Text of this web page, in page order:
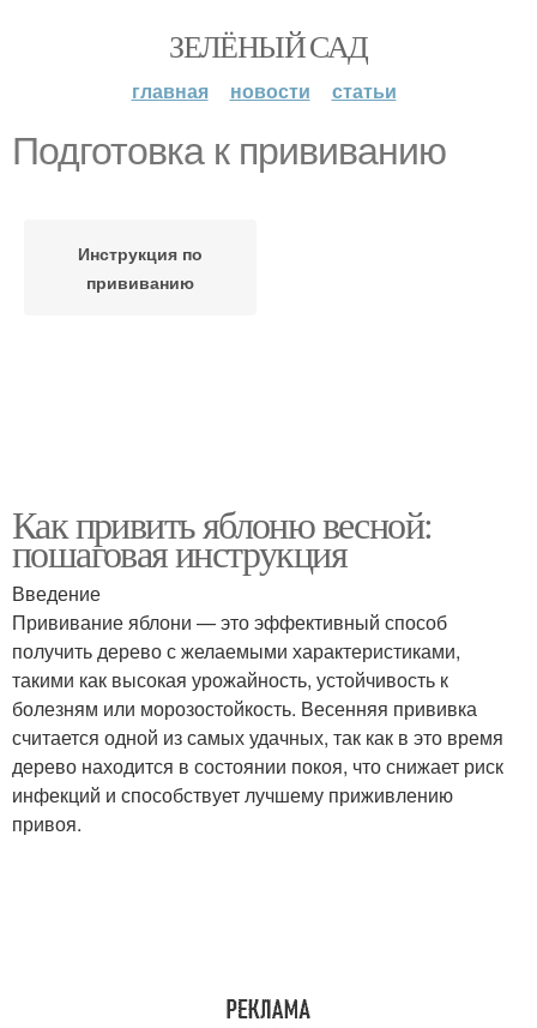
ЗЕЛЁНЫЙ САД
главная новости статьи
Подготовка к прививанию
Инструкция по
прививанию
Как привить яблоню весной:
пошаговая инструкция
Введение
Прививание яблони — это эффективный способ
получить дерево с желаемыми характеристиками,
такими как высокая урожайность, устойчивость к
болезням или морозостойкость. Весенняя прививка
считается одной из самых удачных, так как в это время
дерево находится в состоянии покоя, что снижает риск
инфекций и способствует лучшему приживлению
привоя.